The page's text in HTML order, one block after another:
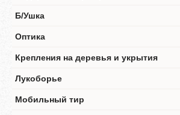
Б/Ушка
Оптика
Крепления на деревья и укрытия
Лукоборье
Мобильный тир